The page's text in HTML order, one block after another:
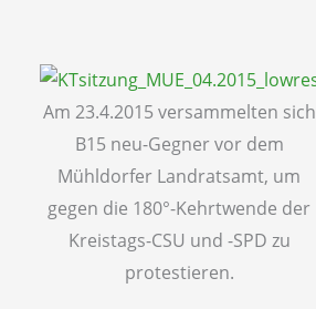
Am 23.4.2015 versammelten sich
B15 neu-Gegner vor dem
Mühldorfer Landratsamt, um
gegen die 180°-Kehrtwende der
Kreistags-CSU und -SPD zu
protestieren.